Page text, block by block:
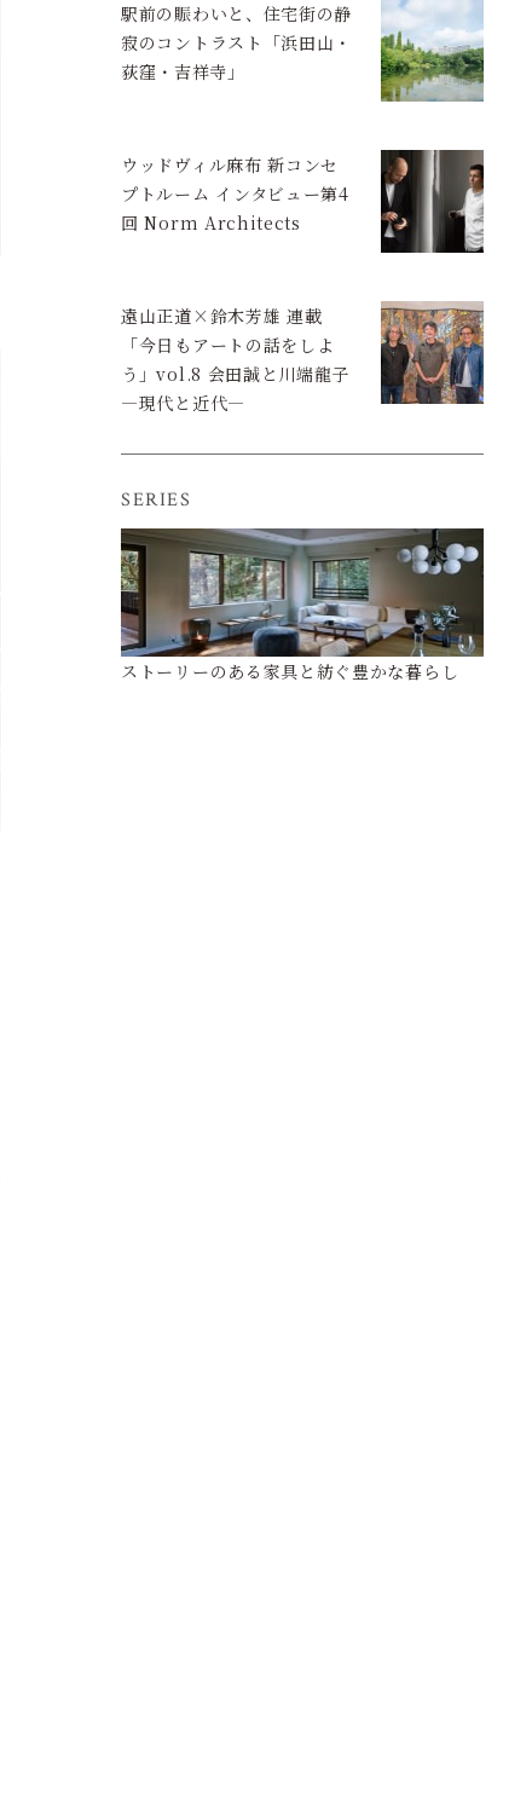
駅前の賑わいと、住宅街の静
寂のコントラスト「浜田山・
荻窪・吉祥寺」
ウッドヴィル麻布 新コンセ
プトルーム インタビュー第4
回 Norm Architects
遠山正道×鈴木芳雄 連載
「今日もアートの話をしよ
う」vol.8 会田誠と川端龍子
―現代と近代―
SERIES
ストーリーのある家具と紡ぐ豊かな暮らし